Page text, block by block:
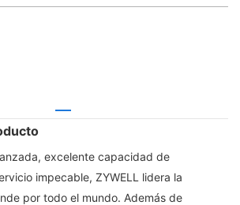
excelente capacidad de
impecable, ZYWELL lidera la
por todo el mundo. Además de